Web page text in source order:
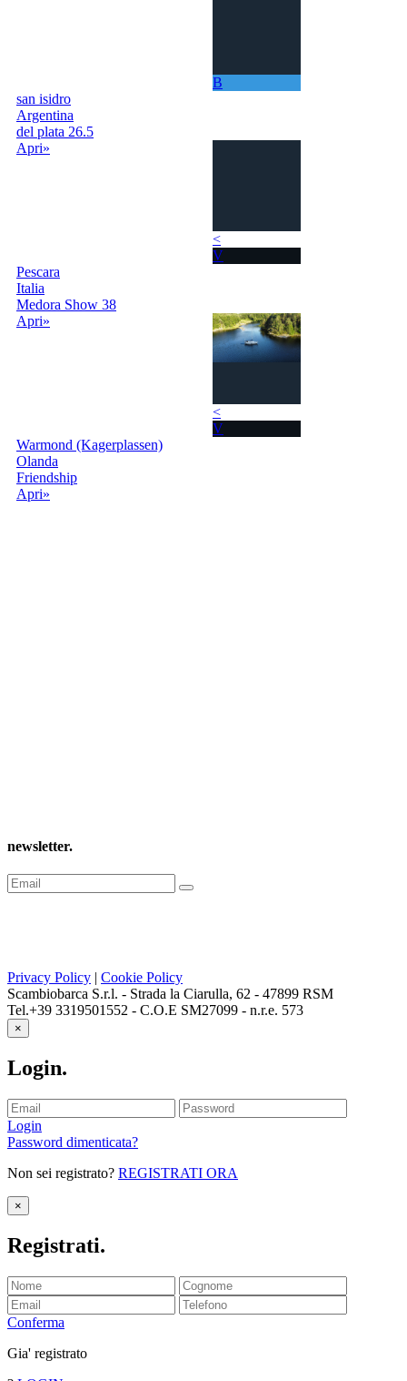
B
san isidro
Argentina
del plata 26.5
Apri»
<
V
Pescara
Italia
Medora Show 38
Apri»
<
V
Warmond (Kagerplassen)
Olanda
Friendship
Apri»
newsletter.
Privacy Policy | Cookie Policy
Scambiobarca S.r.l. - Strada la Ciarulla, 62 - 47899 RSM
Tel.+39 3319501552 - C.O.E SM27099 - n.r.e. 573
×
Login.
Login
Password dimenticata?
Non sei registrato? REGISTRATI ORA
×
Registrati.
Conferma
Gia' registrato